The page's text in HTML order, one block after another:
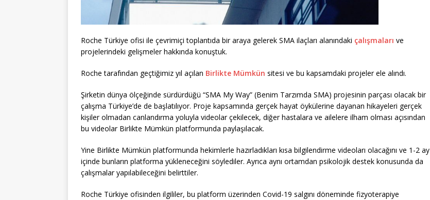
Roche Türkiye ofisi ile çevrimiçi toplantıda bir araya gelerek SMA ilaçları alanındaki çalışmaları ve
projelerindeki gelişmeler hakkında konuştuk.
Roche tarafından geçtiğimiz yıl açılan Birlikte Mümkün sitesi ve bu kapsamdaki projeler ele alındı.
Şirketin dünya ölçeğinde sürdürdüğü “SMA My Way” (Benim Tarzımda SMA) projesinin parçası olacak bir
çalışma Türkiye’de de başlatılıyor. Proje kapsamında gerçek hayat öykülerine dayanan hikayeleri gerçek
kişiler olmadan canlandırma yoluyla videolar çekilecek, diğer hastalara ve ailelere ilham olması açısından
bu videolar Birlikte Mümkün platformunda paylaşılacak.
Yine Birlikte Mümkün platformunda hekimlerle hazırladıkları kısa bilgilendirme videoları olacağını ve 1-2 ay
içinde bunların platforma yükleneceğini söylediler. Ayrıca aynı ortamdan psikolojik destek konusunda da
çalışmalar yapılabileceğini belirttiler.
Roche Türkiye ofisinden ilgililer, bu platform üzerinden Covid-19 salgını döneminde fizyoterapiye